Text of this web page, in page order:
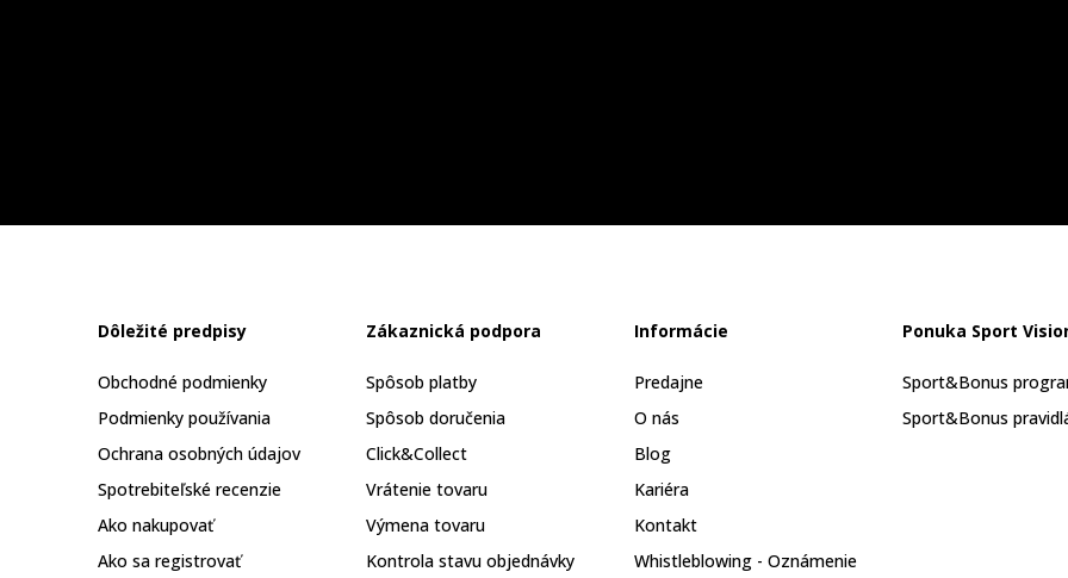
Dôležité predpisy
Obchodné podmienky
Podmienky používania
Ochrana osobných údajov
Spotrebiteľské recenzie
Ako nakupovať
Ako sa registrovať
Zákaznická podpora
Spôsob platby
Spôsob doručenia
Click&Collect
Vrátenie tovaru
Výmena tovaru
Kontrola stavu objednávky
Informácie
Predajne
O nás
Blog
Kariéra
Kontakt
Whistleblowing - Oznámenie
Ponuka Sport
Sport&Bonus
Sport&Bonus